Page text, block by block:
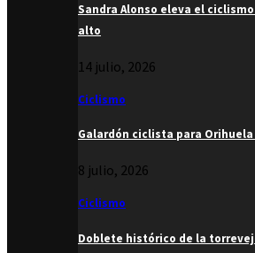
Sandra Alonso eleva el
alto
14 julio, 2026
Ciclismo
Galardón ciclista para
8 julio, 2026
Ciclismo
Doblete histórico de la